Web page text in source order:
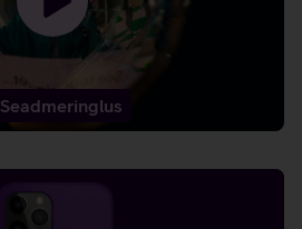
Laadin
video
-
Seadmeringlus